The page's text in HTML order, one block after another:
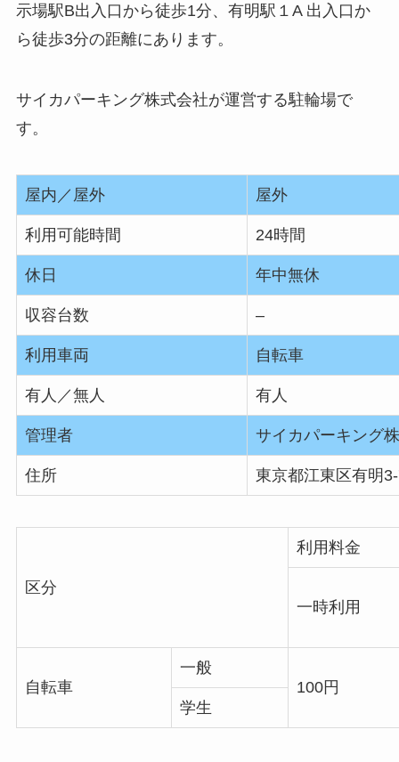
示場駅B出入口から徒歩1分、有明駅１A 出入口か
ら徒歩3分の距離にあります。
サイカパーキング株式会社が運営する駐輪場で
す。
屋内／屋外 屋外
利用可能時間 24時間
休日 年中無休
収容台数 –
利用車両 自転車
有人／無人 有人
管理者 サイカパーキング
住所 東京都江東区有明
区分
利用料金
一時利用
自転車
一般
100円
学生